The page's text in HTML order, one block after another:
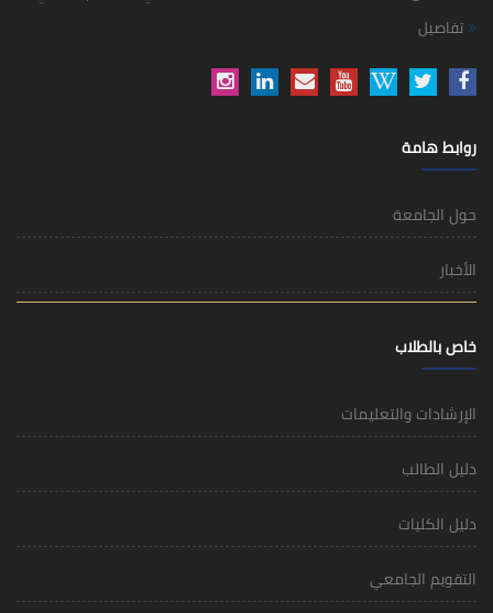
تفاصيل
روابط هامة
حول الجامعة
الأخبار
خاص بالطلاب
الإرشادات والتعليمات
دليل الطالب
دليل الكليات
التقويم الجامعي